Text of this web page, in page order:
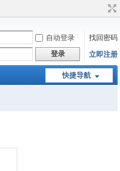
自动登录
找回密码
登录 立即注册
快捷导航